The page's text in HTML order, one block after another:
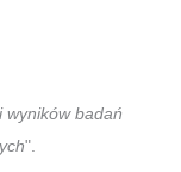
wyników badań
".